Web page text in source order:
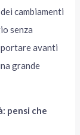
cambiamenti
senza
avanti
grande
pensi che